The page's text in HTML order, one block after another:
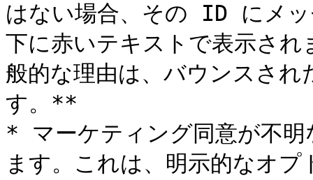
はない場合、その ID にメ
下に赤いテキストで表示さ
般的な理由は、バウンスさ
す。**
* マーケティング同意が不明
ます。これは、明示的なオ